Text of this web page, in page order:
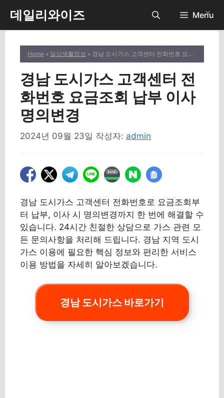
츠
데일리와이즈 Menu
Home » 일상생활정보 » 경남 도시가스 고객센터 전화번호 요금조회 납부 이사 명의변경
경남 도시가스 고객센터 전
화번호 요금조회 납부 이사
명의변경
2024년 09월 23일 작성자: admin
경남 도시가스 고객센터 전화번호로 요금조회부
터 납부, 이사 시 명의변경까지 한 번에 해결할 수
있습니다. 24시간 친절한 상담으로 가스 관련 모
든 문의사항을 처리해 드립니다. 경남 지역 도시
가스 이용에 필요한 핵심 정보와 편리한 서비스
이용 방법을 자세히 알아보겠습니다.
경남 도시가스 바로가기
✕